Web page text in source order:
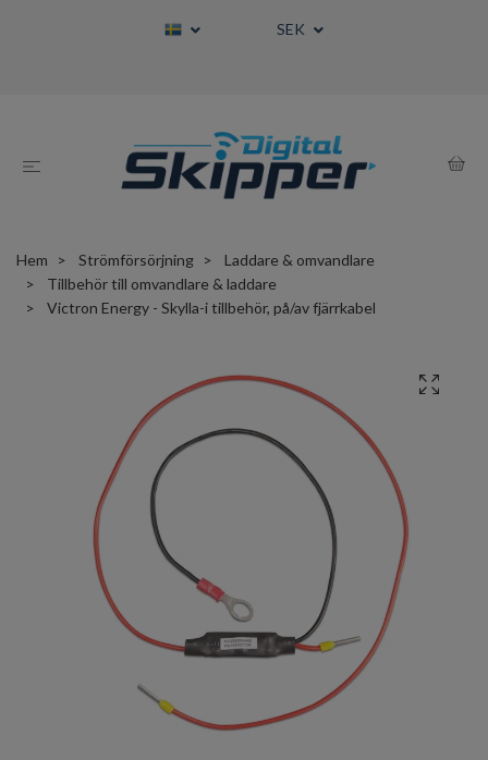
SEK
Hem Strömförsörjning
Laddare & omvandlare
Tillbehör till omvandlare & laddare
Victron Energy - Skylla-i tillbehör, på/av fjärrkabel